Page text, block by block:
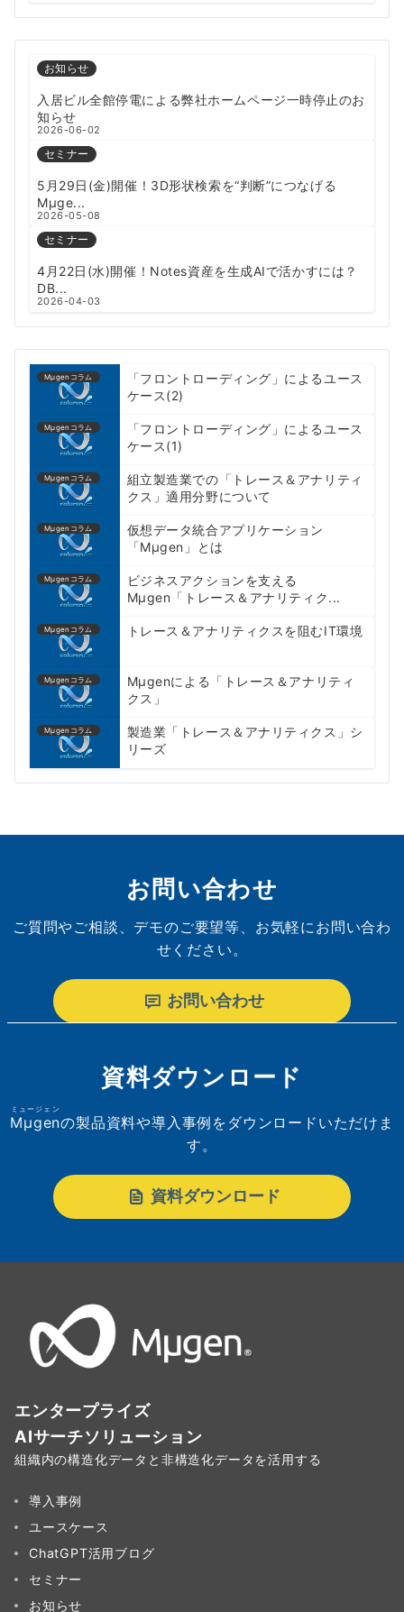
お知らせ
入居ビル全館停電による弊社ホームページ一時停止のお
知らせ
2026-06-02
セミナー
5月29日(金)開催！3D形状検索を“判断”につなげる
Mµge...
2026-05-08
セミナー
4月22日(水)開催！Notes資産を生成AIで活かすには？
DB...
2026-04-03
Mμgenコラム
「フロントローディング」によるユース
ケース(2)
Mμgenコラム
「フロントローディング」によるユース
ケース(1)
Mμgenコラム
組立製造業での「トレース＆アナリティ
クス」適用分野について
Mμgenコラム
仮想データ統合アプリケーション
「Mµgen」とは
Mμgenコラム
ビジネスアクションを支える
Mμgen「トレース＆アナリティク...
Mμgenコラム トレース＆アナリティクスを阻むIT環境
Mμgenコラム
Mµgenによる「トレース＆アナリティ
クス」
Mμgenコラム
製造業「トレース＆アナリティクス」シ
リーズ
お問い合わせ
ご質問やご相談、デモのご要望等、お気軽にお問い合わ
せください。
お問い合わせ
資料ダウンロード
Mµgen
ミュージェン
の製品資料や導入事例をダウンロードいただけま
す。
資料ダウンロード
エンタープライズ
AIサーチソリューション
組織内の構造化データと非構造化データを活用する
導入事例
ユースケース
ChatGPT活用ブログ
セミナー
お知らせ